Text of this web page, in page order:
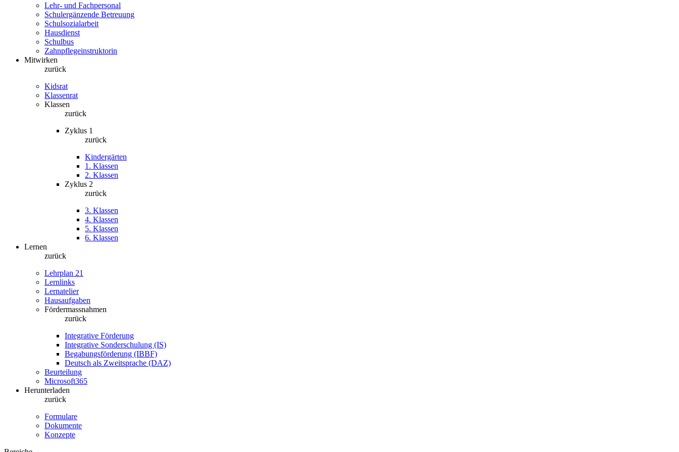
Lehr- und Fachpersonal
Schulergänzende Betreuung
Schulsozialarbeit
Hausdienst
Schulbus
Zahnpflegeinstruktorin
Mitwirken
zurück
Kidsrat
Klassenrat
Klassen
zurück
Zyklus 1
zurück
Kindergärten
1. Klassen
2. Klassen
Zyklus 2
zurück
3. Klassen
4. Klassen
5. Klassen
6. Klassen
Lernen
zurück
Lehrplan 21
Lernlinks
Lernatelier
Hausaufgaben
Fördermassnahmen
zurück
Integrative Förderung
Integrative Sonderschulung (IS)
Begabungsförderung (IBBF)
Deutsch als Zweitsprache (DAZ)
Beurteilung
Microsoft365
Herunterladen
zurück
Formulare
Dokumente
Konzepte